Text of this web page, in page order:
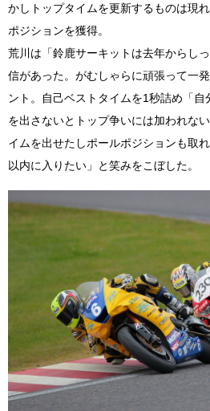
かしトップタイムを更新するものは現
ポジションを獲得。
荒川は「鈴鹿サーキットは去年からし
信があった。がむしゃらに頑張って一
ント。自己ベストタイムを1秒詰め「
を出さないとトップ争いには加われな
イムを出せたしポールポジションも取
以内に入りたい」と笑みをこぼした。